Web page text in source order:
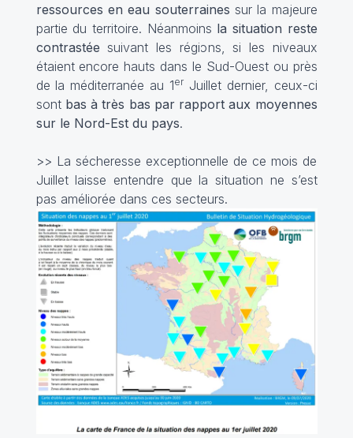
ressources en eau souterraines sur la majeure
partie du territoire. Néanmoins la situation reste
contrastée suivant les régions, si les niveaux
étaient encore hauts dans le Sud-Ouest ou près
de la méditerranée au 1erJuillet dernier, ceux-ci
sont bas à très bas par rapport aux moyennes
sur le Nord-Est du pays.
>> La sécheresse exceptionnelle de ce mois de
Juillet laisse entendre que la situation ne s’est
pas améliorée dans ces secteurs.